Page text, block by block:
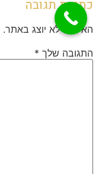
כתיבת תגובה
האימייל לא יוצג באתר.
התגובה שלך *